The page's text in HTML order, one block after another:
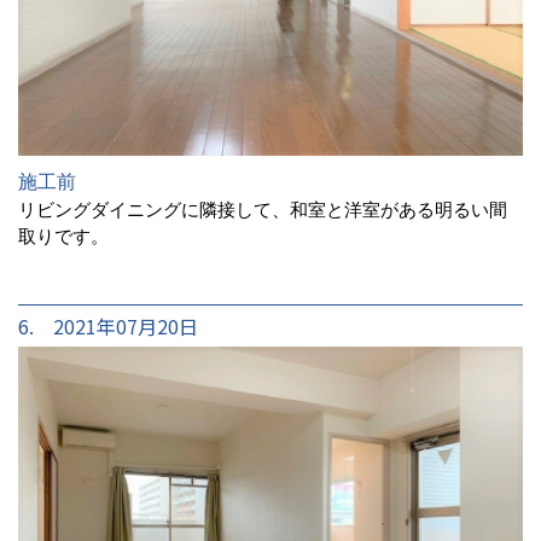
施工前
リビングダイニングに隣接して、和室と洋室がある明るい間
取りです。
6. 2021年07月20日